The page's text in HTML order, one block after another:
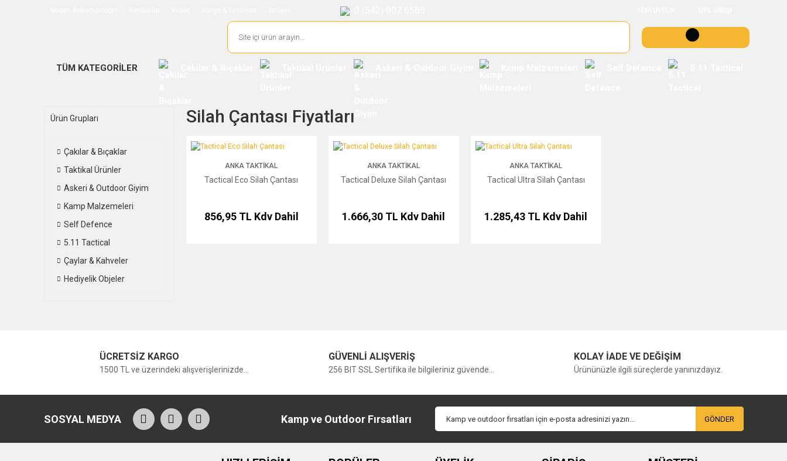
TÜM KATEGORİLER
Ürün Grupları
Çakılar & Bıçaklar
Taktikal Ürünler
Askeri & Outdoor Giyim
Kamp Malzemeleri
Self Defence
5.11 Tactical
Çaylar & Kahveler
Hediyelik Objeler
Silah Çantası Fiyatları
Tactical Eco Silah Çantası
ANKA TAKTIKAL
Tactical Eco Silah Çantası
856,95 TL Kdv Dahil
Tactical Deluxe Silah Çantası
ANKA TAKTIKAL
Tactical Deluxe Silah Çantası
1.666,30 TL Kdv Dahil
Tactical Ultra Silah Çantası
ANKA TAKTIKAL
Tactical Ultra Silah Çantası
1.285,43 TL Kdv Dahil
ÜCRETSİZ KARGO
1500 TL ve üzerindeki alışverişlerinizde...
GÜVENLİ ALIŞVERİŞ
256 BIT SSL Sertifika ile bilgileriniz güvende...
KOLAY İADE VE DEĞİŞİM
Ürününüzle ilgili süreçlerde yanınızdayız.
SOSYAL MEDYA Kamp ve Outdoor Fırsatları GÖNDER